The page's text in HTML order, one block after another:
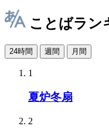
ことばラン
24時間 週間 月間
1
夏炉冬扇
2